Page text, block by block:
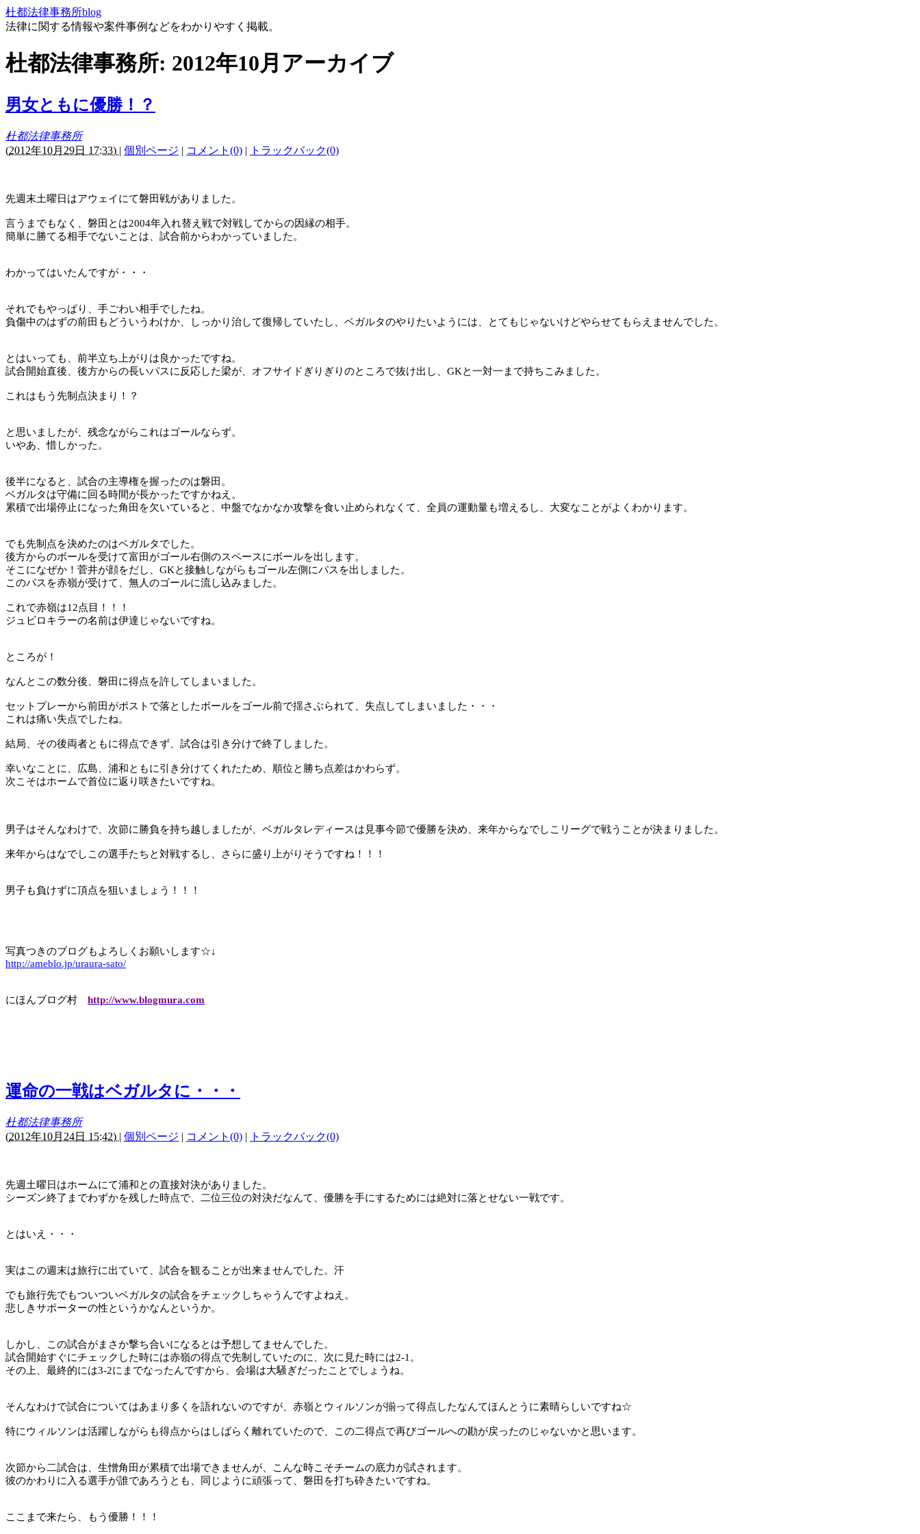
杜都法律事務所blog
法律に関する情報や案件事例などをわかりやすく掲載。
杜都法律事務所: 2012年10月アーカイブ
男女ともに優勝！？
杜都法律事務所
(2012年10月29日 17:33) | 個別ページ | コメント(0) | トラックバック(0)
先週末土曜日はアウェイにて磐田戦がありました。
言うまでもなく、磐田とは2004年入れ替え戦で対戦してからの因縁の相手。
簡単に勝てる相手でないことは、試合前からわかっていました。
わかってはいたんですが・・・
それでもやっぱり、手ごわい相手でしたね。
負傷中のはずの前田もどういうわけか、しっかり治して復帰していたし、ベガルタのやりたいようには、とてもじゃないけどやらせてもらえませんでした。
とはいっても、前半立ち上がりは良かったですね。
試合開始直後、後方からの長いパスに反応した梁が、オフサイドぎりぎりのところで抜け出し、 GKと一対一まで持ちこみました。
これはもう先制点決まり！？
と思いましたが、残念ながらこれはゴールならず。
いやあ、惜しかった。
後半になると、試合の主導権を握ったのは磐田。
ベガルタは守備に回る時間が長かったですかねえ。
累積で出場停止になった角田を欠いていると、中盤でなかなか攻撃を食い止められなくて、全員の運動量も増えるし、大変なことがよくわかります。
でも先制点を決めたのはベガルタでした。
後方からのボールを受けて富田がゴール右側のスペースにボールを出します。
そこになぜか！菅井が顔をだし、 GKと接触しながらもゴール左側にパスを出しました。
このパスを赤嶺が受けて、無人のゴールに流し込みました。
これで赤嶺は12点目！！！
ジュビロキラーの名前は伊達じゃないですね。
ところが！
なんとこの数分後、磐田に得点を許してしまいました。
セットプレーから前田がポストで落としたボールをゴール前で揺さぶられて、失点してしまいました・・・
これは痛い失点でしたね。
結局、その後両者ともに得点できず、試合は引き分けで終了しました。
幸いなことに、広島、浦和ともに引き分けてくれたため、順位と勝ち点差はかわらず。
次こそはホームで首位に返り咲きたいですね。
男子はそんなわけで、次節に勝負を持ち越しましたが、ベガルタレディースは見事今節で優勝を決め、来年からなでしこリーグで戦うことが決まりました。
来年からはなでしこの選手たちと対戦するし、さらに盛り上がりそうですね！！！
男子も負けずに頂点を狙いましょう！！！
写真つきのブログもよろしくお願いします☆↓
http://ameblo.jp/uraura-sato/
にほんブログ村 http://www.blogmura.com
運命の一戦はベガルタに・・・
杜都法律事務所
(2012年10月24日 15:42) | 個別ページ | コメント(0) | トラックバック(0)
先週土曜日はホームにて浦和との直接対決がありました。
シーズン終了までわずかを残した時点で、二位三位の対決だなんて、優勝を手にするためには絶対に落とせない一戦です。
とはいえ・・・
実はこの週末は旅行に出ていて、試合を観ることが出来ませんでした。汗
でも旅行先でもついついベガルタの試合をチェックしちゃうんですよねえ。
悲しきサポーターの性というかなんというか。
しかし、この試合がまさか撃ち合いになるとは予想してませんでした。
試合開始すぐにチェックした時には赤嶺の得点で先制していたのに、次に見た時には2-1 。
その上、最終的には3-2にまでなったんですから、会場は大騒ぎだったことでしょうね。
そんなわけで試合についてはあまり多くを語れないのですが、赤嶺とウィルソンが揃って得点したなんてほんとうに素晴らしいですね☆
特にウィルソンは活躍しながらも得点からはしばらく離れていたので、この二得点で再びゴールへの勘が戻ったのじゃないかと思います。
次節から二試合は、生憎角田が累積で出場できませんが、こんな時こそチームの底力が試されます。
彼のかわりに入る選手が誰であろうとも、同じように頑張って、磐田を打ち砕きたいですね。
ここまで来たら、もう優勝！！！